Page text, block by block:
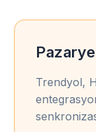
Trendyol,